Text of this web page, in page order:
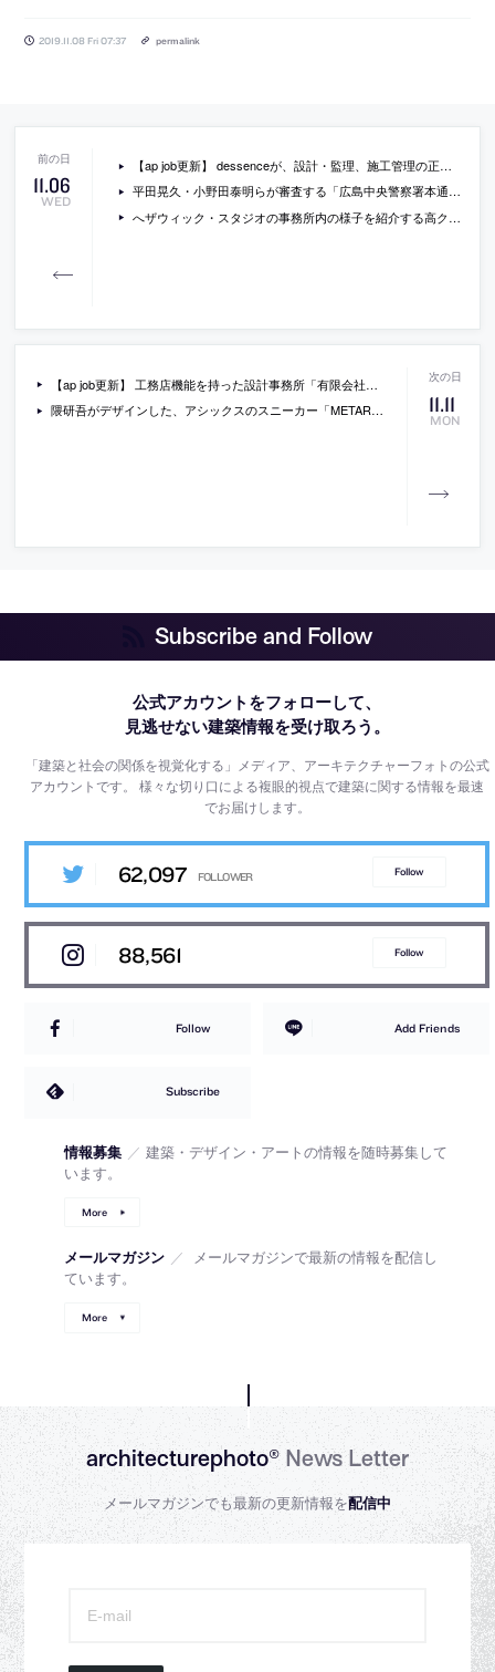
2019.11.08 Fri 07:37 permalink
11.06
WED
【ap job更新】 dessenceが、設計・監理、施工管理の正社員を募集中
平田晃久・小野田泰明らが審査する「広島中央警察署本通交番庁舎」設計プロポの概要が公開。参加条件は一級建築士事務所である事等。
へザウィック・スタジオの事務所内の様子を紹介する高クオリティの動画
11.11
MON
【ap job更新】 工務店機能を持った設計事務所「有限会社ますいいリビングカンパニー」が、建築意匠設計の社員を募集中
隈研吾がデザインした、アシックスのスニーカー「METARIDE AMU」の写真
Subscribe and Follow
公式アカウントをフォローして、
見逃せない建築情報を受け取ろう。
「建築と社会の関係を視覚化する」メディア、アーキテクチャーフォトの公式
アカウントです。様々な切り口による複眼的視点で建築に関する情報を最速
でお届けします。
62,097 Follow
88,561 Follow
Follow Add Friends
Subscribe
情報募集 ／ 建築・デザイン・アートの情報を随時募集して
います。
More
メールマガジン ／
メールマガジンで最新の情報を配信し
ています。
More
architecturephoto®News Letter
メールマガジンでも最新の更新情報を配信中